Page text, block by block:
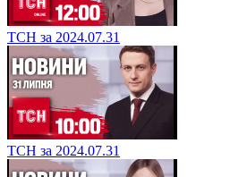
ТСН за 2024.07.31
ТСН за 2024.07.31